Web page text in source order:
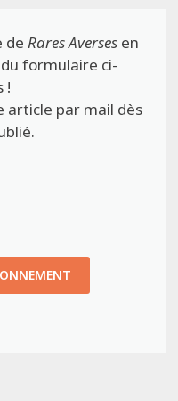
de Rares Aversesen
formulaire ci-
!
article par mail dès